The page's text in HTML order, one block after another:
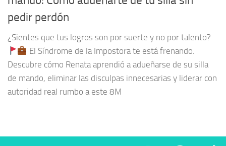
pedir perdón
¿Sientes que tus logros son por suerte y no por talento?
El Síndrome de la Impostora te está frenando.
Descubre cómo Renata aprendió a adueñarse de su silla
de mando, eliminar las disculpas innecesarias y liderar con
autoridad real rumbo a este 8M